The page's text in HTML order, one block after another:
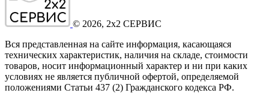
© 2026, 2x2 СЕРВИС
Вся представленная на сайте информация, касающаяся
технических характеристик, наличия на складе, стоимости
товаров, носит информационный характер и ни при каких
условиях не является публичной офертой, определяемой
положениями Статьи 437 (2) Гражданского кодекса РФ.